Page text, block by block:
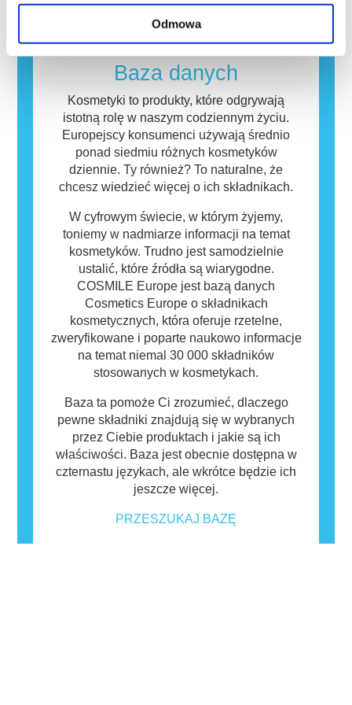
Odmowa
zobowiązane, obejmują wszystkie potencjalne
zagrożenia, w tym potencjalne zaburzenia
funkcjonowania układu hormonalnego.
reakcję alergiczną nazywana jest alergenem.
Kosmetyki i produkty do pielęgnacji ciała
mogą zawierać składniki, które dla niektórych
osób mogą okazać się alergizujące. Nie
oznacza to jednak, że produkt nie jest
bezpieczny dla innych.
Baza danych
Kosmetyki to produkty, które odgrywają
istotną rolę w naszym codziennym życiu.
Europejscy konsumenci używają średnio
ponad siedmiu różnych kosmetyków
dziennie. Ty również? To naturalne, że
chcesz wiedzieć więcej o ich składnikach.
W cyfrowym świecie, w którym żyjemy,
toniemy w nadmiarze informacji na temat
kosmetyków. Trudno jest samodzielnie
ustalić, które źródła są wiarygodne.
COSMILE Europe jest bazą danych
Cosmetics Europe o składnikach
kosmetycznych, która oferuje rzetelne,
zweryfikowane i poparte naukowo informacje
na temat niemal 30 000 składników
stosowanych w kosmetykach.
Baza ta pomoże Ci zrozumieć, dlaczego
pewne składniki znajdują się w wybranych
przez Ciebie produktach i jakie są ich
właściwości. Baza jest obecnie dostępna w
czternastu językach, ale wkrótce będzie ich
jeszcze więcej.
PRZESZUKAJ BAZĘ